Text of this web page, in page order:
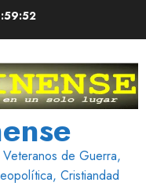
Veteranos de Guerra,
Cristiandad